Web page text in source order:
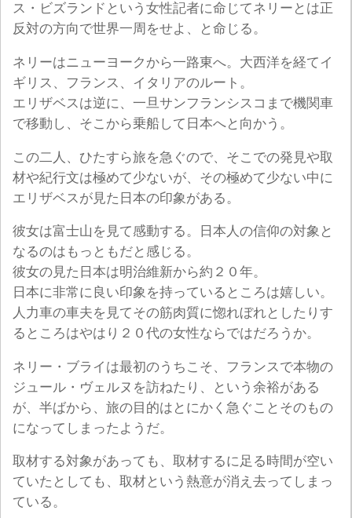
ス・ビズランドという女性記者に命じてネリーとは正
反対の方向で世界一周をせよ、と命じる。
ネリーはニューヨークから一路東へ。大西洋を経てイ
ギリス、フランス、イタリアのルート。
エリザベスは逆に、一旦サンフランシスコまで機関車
で移動し、そこから乗船して日本へと向かう。
この二人、ひたすら旅を急ぐので、そこでの発見や取
材や紀行文は極めて少ないが、その極めて少ない中に
エリザベスが見た日本の印象がある。
彼女は富士山を見て感動する。日本人の信仰の対象と
なるのはもっともだと感じる。
彼女の見た日本は明治維新から約２０年。
日本に非常に良い印象を持っているところは嬉しい。
人力車の車夫を見てその筋肉質に惚れぼれとしたりす
るところはやはり２０代の女性ならではだろうか。
ネリー・ブライは最初のうちこそ、フランスで本物の
ジュール・ヴェルヌを訪ねたり、という余裕がある
が、半ばから、旅の目的はとにかく急ぐことそのもの
になってしまったようだ。
取材する対象があっても、取材するに足る時間が空い
ていたとしても、取材という熱意が消え去ってしまっ
ている。